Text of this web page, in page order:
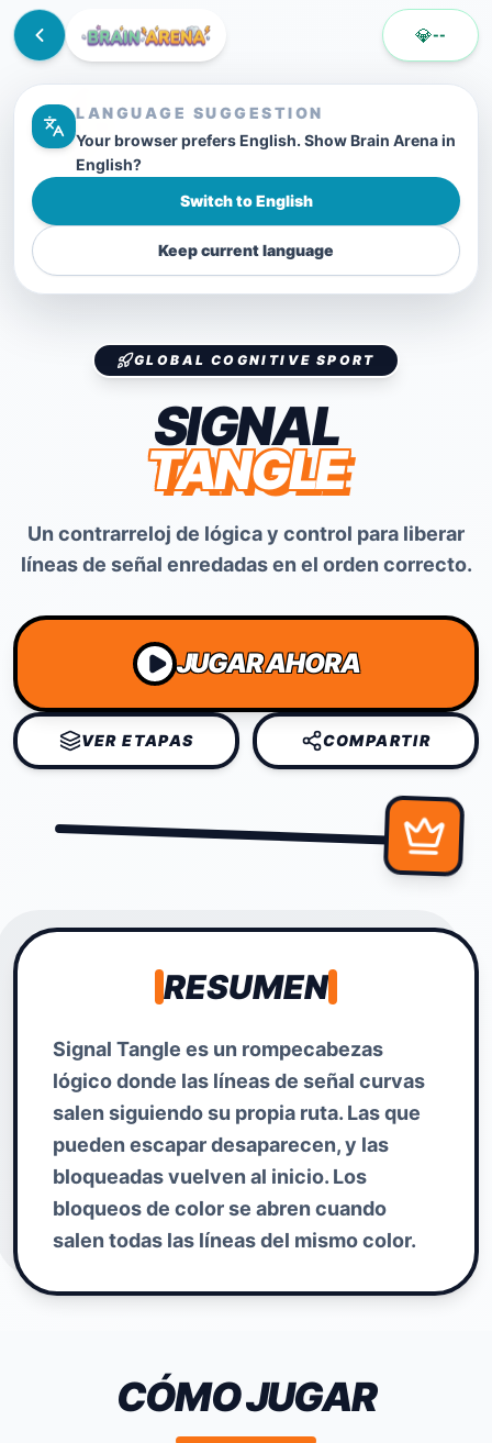
LANGUAGE SUGGESTION
Your browser prefers English. Show Brain Arena in
English?
Switch to English
Keep current language
💎--
GLOBAL COGNITIVE SPORT
SIGNAL
TANGLE
Un contrarreloj de lógica y control para liberar
líneas de señal enredadas en el orden correcto.
JUGAR AHORA
VER ETAPAS COMPARTIR
RESUMEN
Signal Tangle es un rompecabezas
lógico donde las líneas de señal curvas
salen siguiendo su propia ruta. Las que
pueden escapar desaparecen, y las
bloqueadas vuelven al inicio. Los
bloqueos de color se abren cuando
salen todas las líneas del mismo color.
CÓMO JUGAR